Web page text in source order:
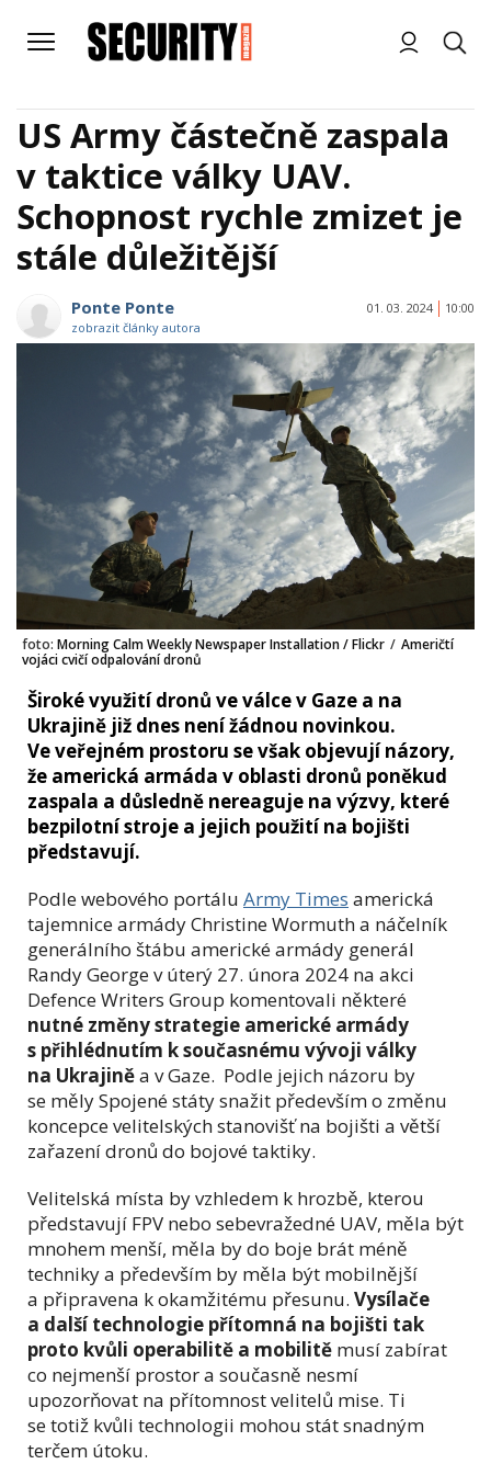
US Army částečně zaspala
v taktice války UAV.
Schopnost rychle zmizet je
stále důležitější
Ponte Ponte
zobrazit články autora
01. 03. 2024 10:00
foto: Morning Calm Weekly Newspaper Installation / Flickr / Američtí
vojáci cvičí odpalování dronů
Široké využití dronů ve válce v Gaze a na
Ukrajině již dnes není žádnou novinkou.
Ve veřejném prostoru se však objevují názory,
že americká armáda v oblasti dronů poněkud
zaspala a důsledně nereaguje na výzvy, které
bezpilotní stroje a jejich použití na bojišti
představují.
Podle webového portálu Army Times americká
tajemnice armády Christine Wormuth a náčelník
generálního štábu americké armády generál
Randy George v úterý 27. února 2024 na akci
Defence Writers Group komentovali některé
nutné změny strategie americké armády
s přihlédnutím k současnému vývoji války
na Ukrajiněa v Gaze. Podle jejich názoru by
se měly Spojené státy snažit především o změnu
koncepce velitelských stanovišť na bojišti a větší
zařazení dronů do bojové taktiky.
Velitelská místa by vzhledem k hrozbě, kterou
představují FPV nebo sebevražedné UAV, měla být
mnohem menší, měla by do boje brát méně
techniky a především by měla být mobilnější
a připravena k okamžitému přesunu. Vysílače
a další technologie přítomná na bojišti tak
proto kvůli operabilitě a mobilitě musí zabírat
co nejmenší prostor a současně nesmí
upozorňovat na přítomnost velitelů mise. Ti
se totiž kvůli technologii mohou stát snadným
terčem útoku.